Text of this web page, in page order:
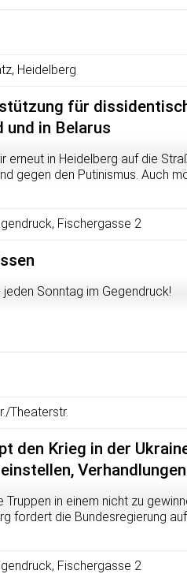
ihren Hochschulen. Ein
zwei Jahren nicht mehr.
und historische Erbe der
einer Kundgebung auf dem
Heidelberg
für
und in Belarus
erneut in Heidelberg auf die
gegen den Putinismus. Auch
Fischergasse 2
Sonntag im Gegendruck!
Theaterstr.
den Krieg in der
in einem nicht zu
fordert die Bundesregierung
Bestrebungen, durch massive
Fischergasse 2